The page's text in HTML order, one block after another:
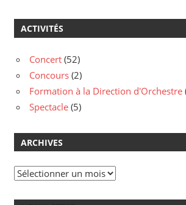
ACTIVITÉS
Concert (52)
Concours (2)
Formation à la Direction d'Orchestre
Spectacle (5)
ARCHIVES
Archives